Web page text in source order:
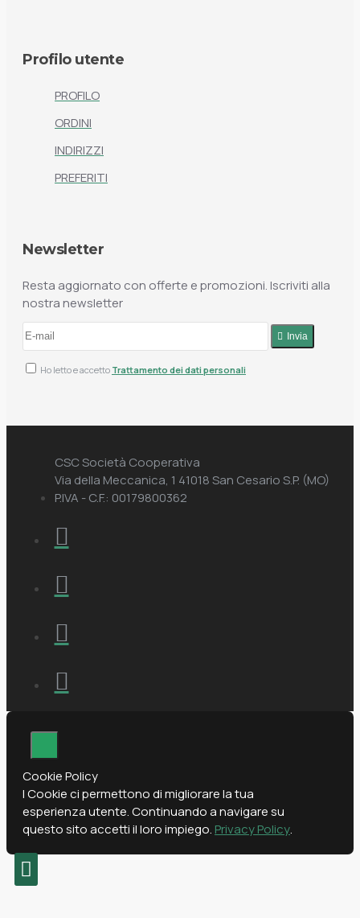
Profilo utente
PROFILO
ORDINI
INDIRIZZI
PREFERITI
Newsletter
Resta aggiornato con offerte e promozioni. Iscriviti alla
nostra newsletter
Invia
Ho letto e accetto Trattamento dei dati personali
CSC Società Cooperativa
Via della Meccanica, 1 41018 San Cesario S.P. (MO)
P.IVA - C.F.: 00179800362
Cookie Policy
I Cookie ci permettono di migliorare la tua
esperienza utente. Continuando a navigare su
questo sito accetti il loro impiego. Privacy Policy.